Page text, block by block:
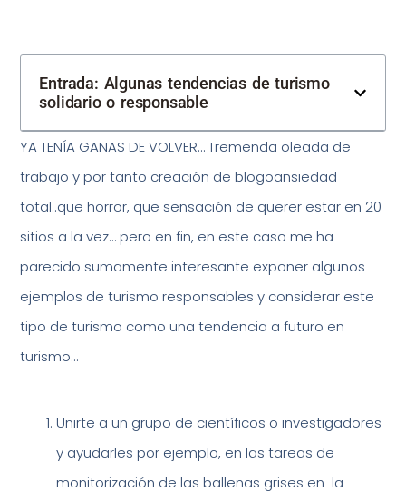
Entrada: Algunas tendencias de turismo
solidario o responsable
YA TENÍA GANAS DE VOLVER… Tremenda oleada de
trabajo y por tanto creación de blogoansiedad
total..que horror, que sensación de querer estar en 20
sitios a la vez… pero en fin, en este caso me ha
parecido sumamente interesante exponer algunos
ejemplos de turismo responsables y considerar este
tipo de turismo como una tendencia a futuro en
turismo…
Unirte a un grupo de científicos o investigadores
y ayudarles por ejemplo, en las tareas de
monitorización de las ballenas grises en la